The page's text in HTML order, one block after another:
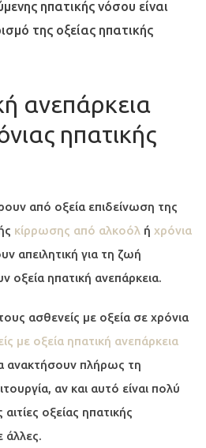
ηπατικής νόσου είναι
της οξείας ηπατικής
ανεπάρκεια
ηπατικής
από οξεία επιδείνωση της
κίρρωσης από αλκοόλ ή χρόνια
απειλητική για τη ζωή
οξεία ηπατική ανεπάρκεια.
ασθενείς με οξεία σε χρόνια
με οξεία ηπατική ανεπάρκεια
ανακτήσουν πλήρως τη
αν και αυτό είναι πολύ
οξείας ηπατικής
άλλες.